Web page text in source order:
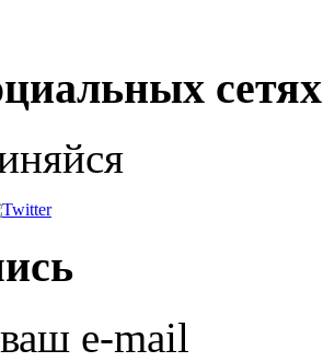
сетях
e-mail